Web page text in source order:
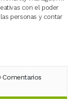
con el poder
personas y contar
Facebook
en X (Twitter)
en WhatsApp
Comentarios